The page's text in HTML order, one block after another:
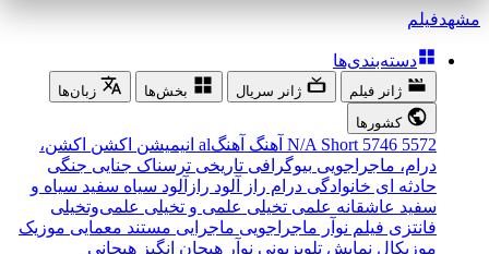
مشهدفیلم
دسته‌بندی‌ها
ژانر فیلم ژانر سریال بخش‌ها
زبان‌ها
کشورها
5572
5746
N/A Short آهنگ آهنگal انیمیشن اکشن اکشن،
درام، ماجراجویی بیوگرافی تاریخی ترسناک جنایی جنگی
حادثه ای خانوادگی درام راز آلود رازآلود سیاه سفید سیاه و
سفید عاشقانه علمی تخیلی علمی و تخیلی علمی‌و‌تخیلی
فانتزی فیلم نوآر ماجراجویی ماجرایی مستند معمایی موزیک
موزیکال نمایش تلویزیونی نوآر هیجان انگیز هیجانی